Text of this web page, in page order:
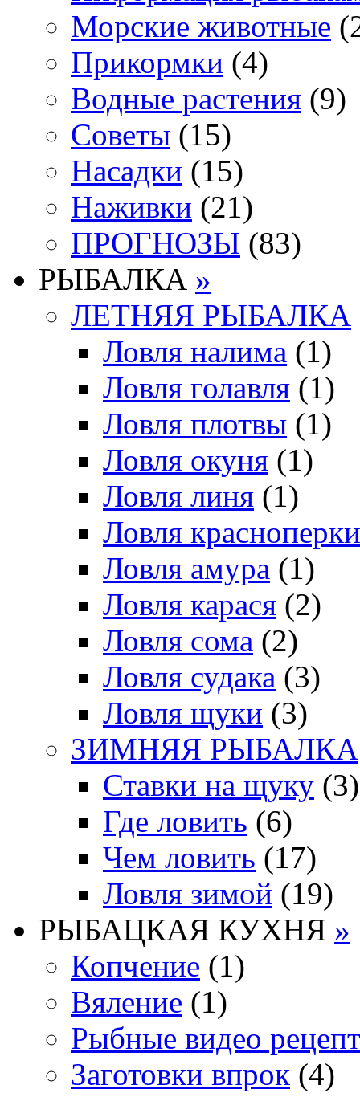
Морские животные
Прикормки (4)
Водные растения (9)
Советы (15)
Насадки (15)
Наживки (21)
ПРОГНОЗЫ (83)
РЫБАЛКА »
ЛЕТНЯЯ РЫБАЛКА
Ловля налима (1)
Ловля голавля (1)
Ловля плотвы (1)
Ловля окуня (1)
Ловля линя (1)
Ловля красноперки
Ловля амура (1)
Ловля карася (2)
Ловля сома (2)
Ловля судака (3)
Ловля щуки (3)
ЗИМНЯЯ РЫБАЛКА
Ставки на щуку (3)
Где ловить (6)
Чем ловить (17)
Ловля зимой (19)
РЫБАЦКАЯ КУХНЯ »
Копчение (1)
Вяление (1)
Рыбные видео
Заготовки впрок (4)